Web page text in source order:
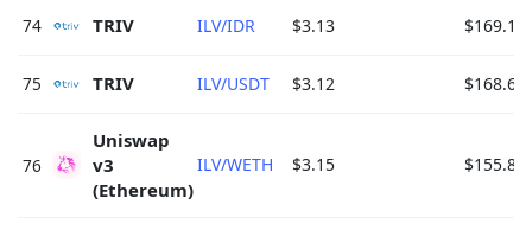
74 TRIV ILV/IDR $3.13 $169.16
75 TRIV ILV/USDT $3.12 $168.63
76
Uniswap
v3
(Ethereum)
ILV/WETH $3.15 $155.80